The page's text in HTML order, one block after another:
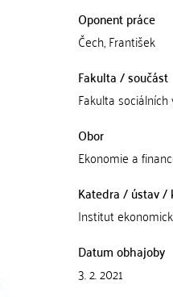
Oponent práce
Čech, František
Fakulta / součást
Fakulta sociálních
Obor
Ekonomie a
Katedra / ústav /
Institut
Datum obhajoby
3. 2. 2021